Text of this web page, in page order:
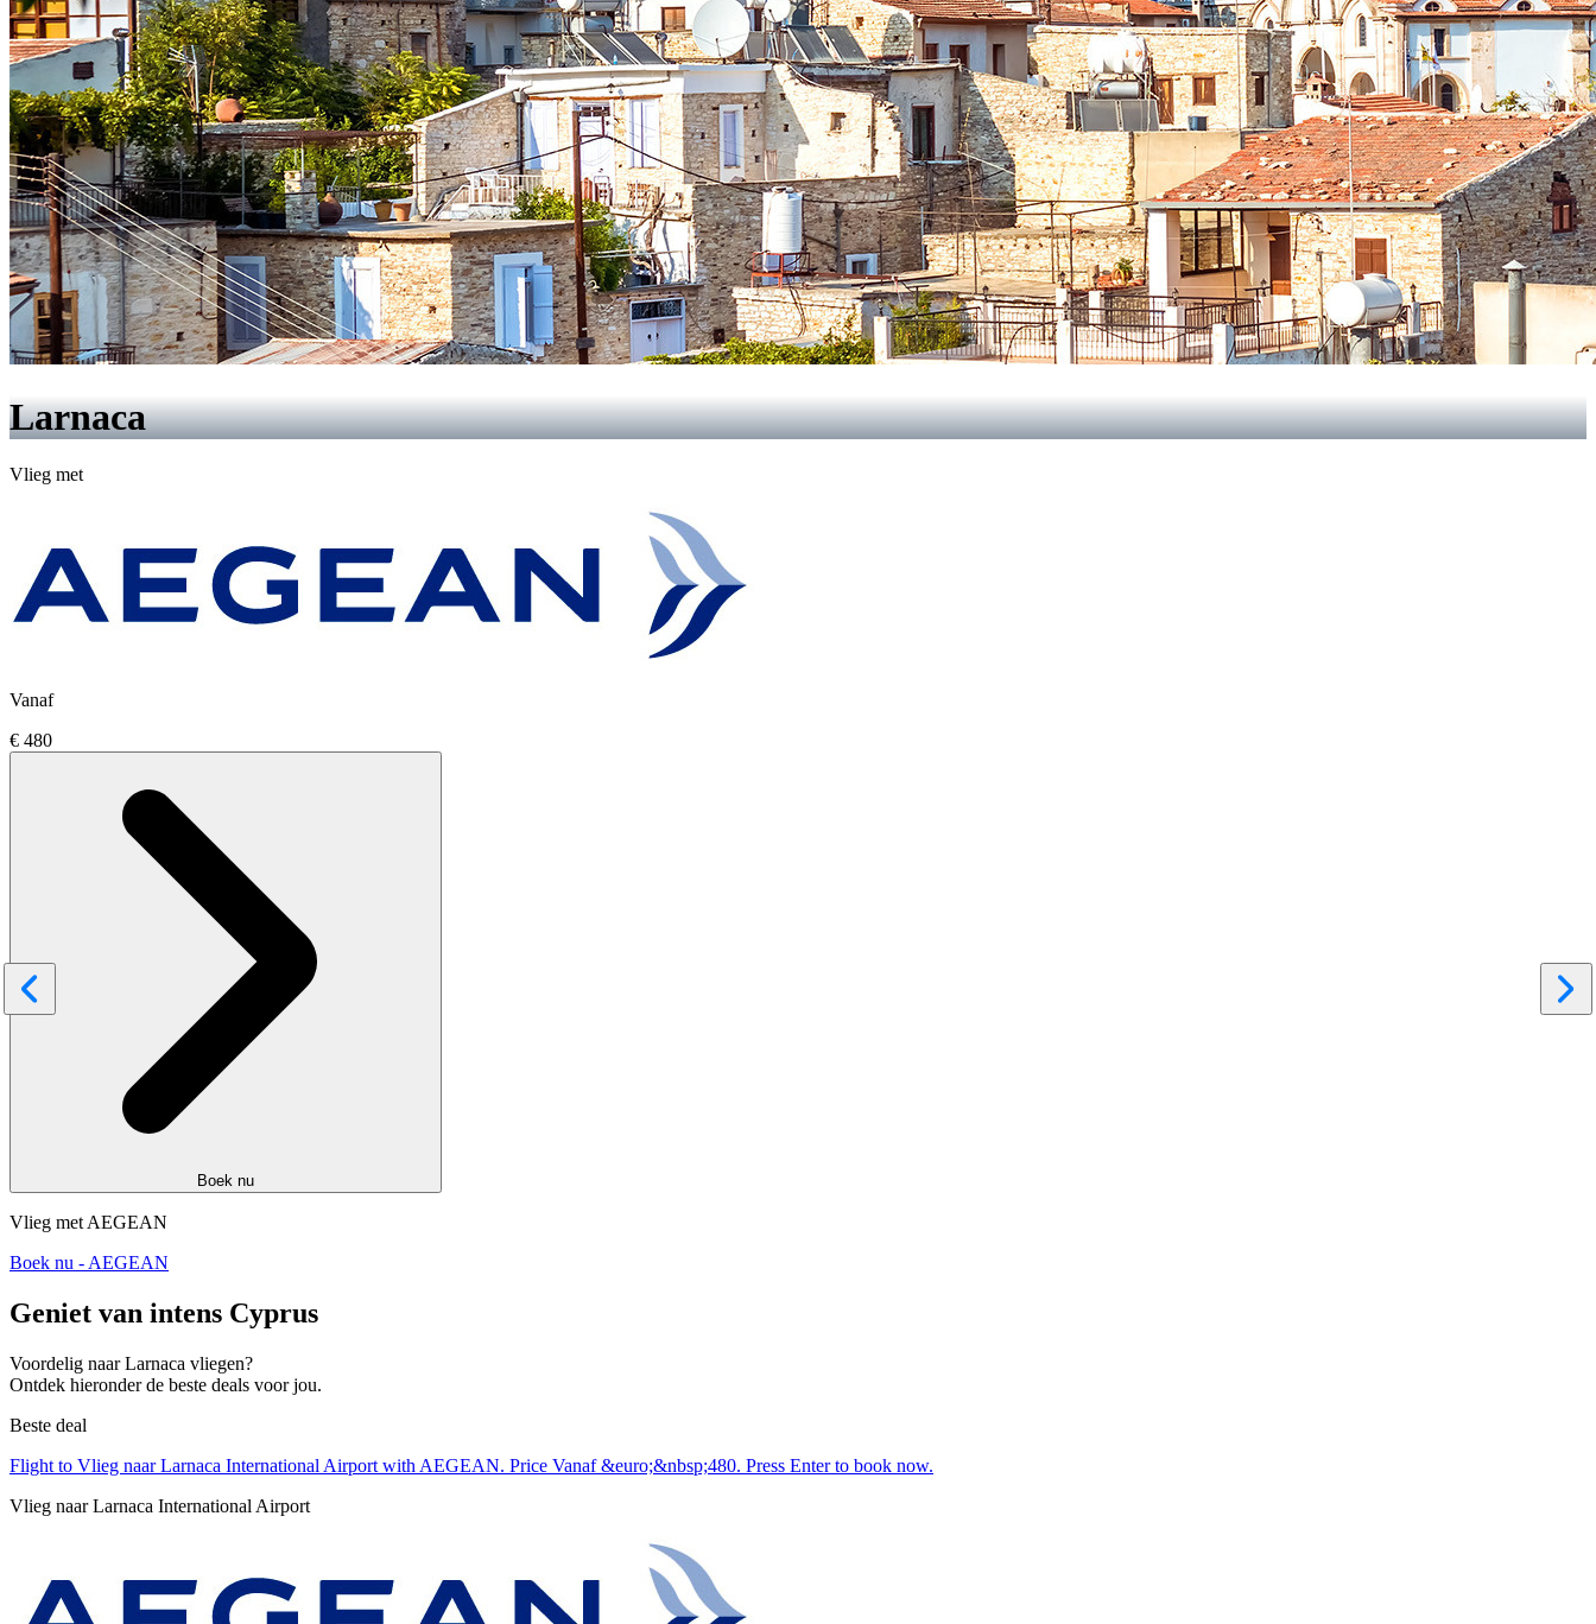
Larnaca
Vlieg met
Vanaf
€ 480
Boek nu
Vlieg met AEGEAN
Boek nu - AEGEAN
Geniet van intens Cyprus
Voordelig naar Larnaca vliegen?
Ontdek hieronder de beste deals voor jou.
Beste deal
Flight to Vlieg naar Larnaca International Airport with AEGEAN. Price Vanaf &euro;&nbsp;480. Press Enter to book now.
Vlieg naar Larnaca International Airport